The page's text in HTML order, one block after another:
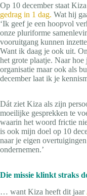
Op 10 december staat
gedrag in 1 dag. Wat hij
‘Ik geef je een hoopvol
onze pluriforme
vooruitgang kunnen
Want ik daag je ook uit.
het grote plaatje. Naar
organisatie maar ook als
december laat ik je
Dát ziet Kiza als zijn
moeilijke gesprekken te
waarin het woord frictie
is ook mijn doel op 10
naar je eigen
ondernemen.’
Die missie klinkt straks
… want Kiza heeft dit jaar